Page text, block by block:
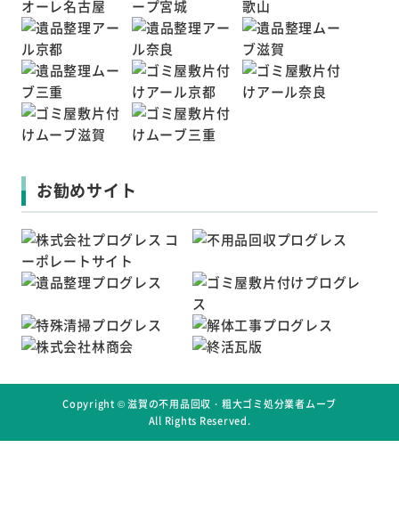
お勧めサイト
Copyright ©滋賀の不用品回収・粗大ゴミ処分業者ムーブ
All Rights Reserved.